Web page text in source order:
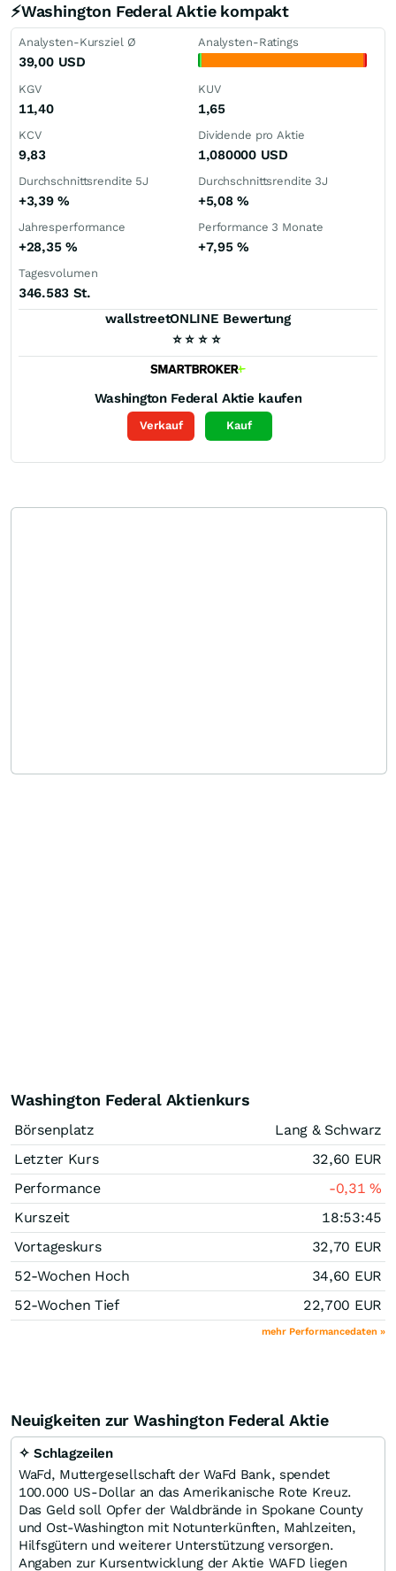
⚡Washington Federal Aktie kompakt
Analysten-Kursziel Ø
39,00 USD
Analysten-Ratings
KGV
11,40
KUV
1,65
KCV
9,83
Dividende pro Aktie
1,080000 USD
Durchschnittsrendite 5J
+3,39%
Durchschnittsrendite 3J
+5,08%
Jahresperformance
+28,35 %
Performance 3 Monate
+7,95%
Tagesvolumen
346.583 St.
wallstreetONLINE Bewertung
⭐ ⭐ ⭐ ⭐
Washington Federal Aktie kaufen
Verkauf Kauf
Washington Federal Aktienkurs
Börsenplatz
Lang & Schwarz
Letzter Kurs
32,60 EUR
Performance
-0,31%
Kurszeit
18:53:45
Vortageskurs
32,70 EUR
52-Wochen Hoch
34,60 EUR
52-Wochen Tief
22,700 EUR
mehr Performancedaten »
Neuigkeiten zur Washington Federal Aktie
✧ Schlagzeilen
WaFd, Muttergesellschaft der WaFd Bank, spendet
100.000 US-Dollar an das Amerikanische Rote Kreuz.
Das Geld soll Opfer der Waldbrände in Spokane County
und Ost-Washington mit Notunterkünften, Mahlzeiten,
Hilfsgütern und weiterer Unterstützung versorgen.
Angaben zur Kursentwicklung der Aktie WAFD liegen